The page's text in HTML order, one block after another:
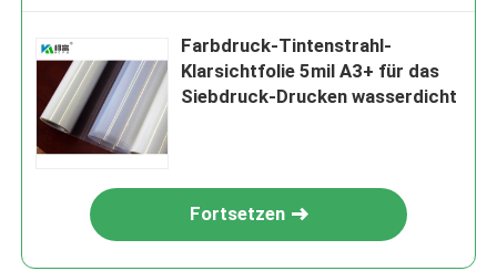
Farbdruck-Tintenstrahl-
Klarsichtfolie 5mil A3+ für das
Siebdruck-Drucken wasserdicht
Fortsetzen